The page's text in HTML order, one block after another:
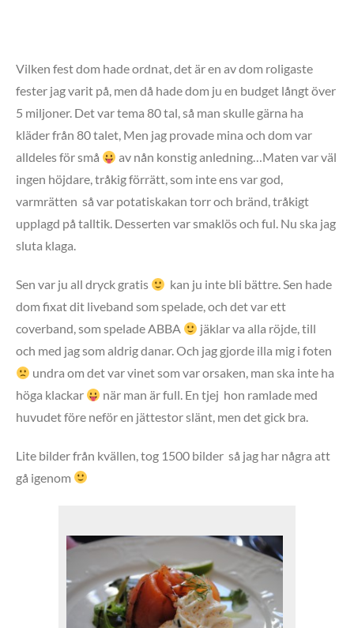
Vilken fest dom hade ordnat, det är en av dom roligaste
fester jag varit på, men då hade dom ju en budget långt över
5 miljoner. Det var tema 80 tal, så man skulle gärna ha
kläder från 80 talet, Men jag provade mina och dom var
alldeles för små
av nån konstig anledning…Maten var väl
ingen höjdare, tråkig förrätt, som inte ens var god,
varmrätten så var potatiskakan torr och bränd, tråkigt
upplagd på talltik. Desserten var smaklös och ful. Nu ska jag
sluta klaga.
Sen var ju all dryck gratis
kan ju inte bli bättre. Sen hade
dom fixat dit liveband som spelade, och det var ett
coverband, som spelade ABBA
jäklar va alla röjde, till
och med jag som aldrig danar. Och jag gjorde illa mig i foten
undra om det var vinet som var orsaken, man ska inte ha
höga klackar
när man är full. En tjej hon ramlade med
huvudet före neför en jättestor slänt, men det gick bra.
Lite bilder från kvällen, tog 1500 bilder så jag har några att
gå igenom